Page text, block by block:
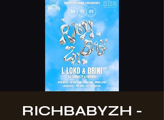
RICHBABYZH -